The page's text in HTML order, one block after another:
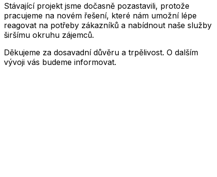
Stávající projekt jsme dočasně pozastavili, protože
pracujeme na novém řešení, které nám umožní lépe
reagovat na potřeby zákazníků a nabídnout naše služby
širšímu okruhu zájemců.
Děkujeme za dosavadní důvěru a trpělivost. O dalším
vývoji vás budeme informovat.